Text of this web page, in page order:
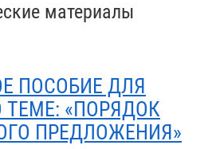
материалы
ПОСОБИЕ ДЛЯ
ТЕМЕ: «ПОРЯДОК
ПРЕДЛОЖЕНИЯ»